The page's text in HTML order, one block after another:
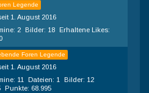
Legende
1. August 2016
2 Bilder 18
Erhaltene Likes
Foren Legende
1. August 2016
11 Dateien 1 Bilder 12
Punkte 68.995